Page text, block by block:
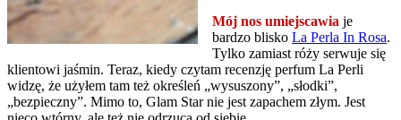
Mój nos umiejscawia je
bardzo blisko La Perla In Rosa.
Tylko zamiast róży serwuje się
klientowi jaśmin. Teraz, kiedy czytam recenzję perfum La Perli
widzę, że użyłem tam też określeń „wysuszony”, „słodki”,
„bezpieczny”. Mimo to, Glam Star nie jest zapachem złym. Jest